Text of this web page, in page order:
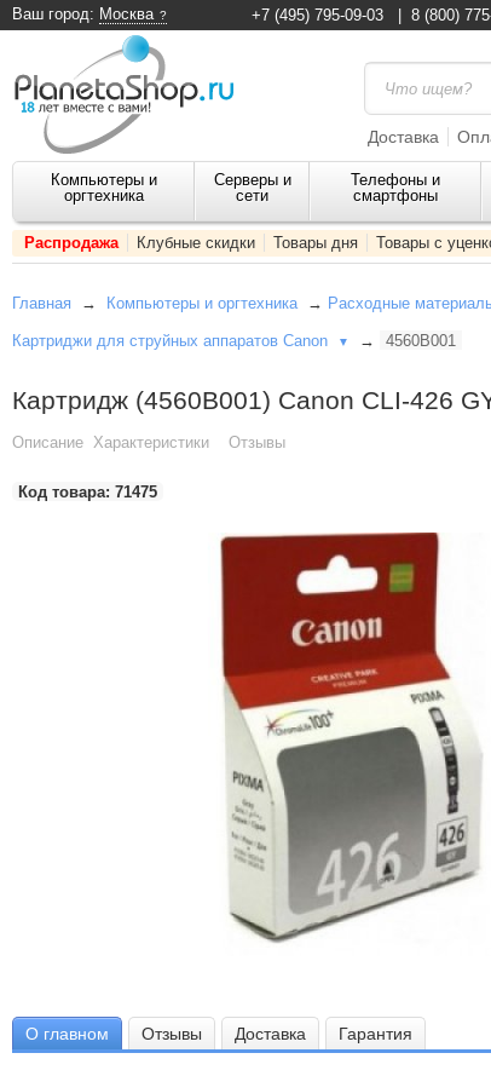
Ваш город: Москва +7 (495) 795-09-03 8 (800)
Доставка
Компьютеры и
оргтехника
Серверы и
сети
Телефоны и
смартфоны
Распродажа Клубные скидки Товары дня Товары с
Главная → Компьютеры и оргтехника→ Расходные
Картриджи для струйных аппаратов Canon ▼ → 4560B001
Картридж (4560B001) Canon CLI-426
Описание Характеристики Отзывы
Код товара: 71475
О главном Отзывы Доставка Гарантия